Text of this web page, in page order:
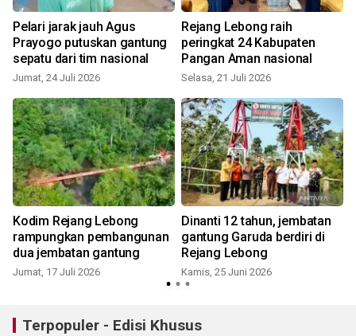
Pelari jarak jauh Agus
Prayogo putuskan gantung
sepatu dari tim nasional
Jumat, 24 Juli 2026
Rejang Lebong raih
peringkat 24 Kabupaten
Pangan Aman nasional
Selasa, 21 Juli 2026
Kodim Rejang Lebong
rampungkan pembangunan
dua jembatan gantung
Jumat, 17 Juli 2026
Dinanti 12 tahun, jembatan
gantung Garuda berdiri di
Rejang Lebong
Kamis, 25 Juni 2026
Terpopuler - Edisi Khusus